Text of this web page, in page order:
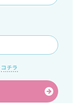
コチラ